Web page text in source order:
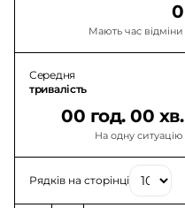
0
Мають час відміни
Середня
тривалість
00 год. 00 хв.
На одну ситуацію
Рядків на сторінці